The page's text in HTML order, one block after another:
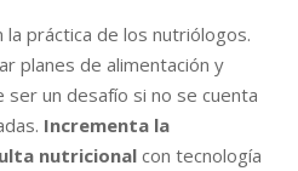
práctica de los nutriólogos.
planes de alimentación y
un desafío si no se cuenta
Incrementa la
nutricional con tecnología